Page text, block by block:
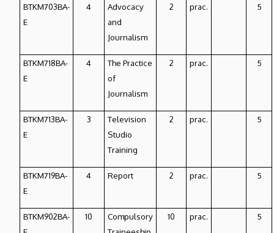
BTKM703BA-
E
4
Advocacy
and
Journalism
2 prac. 5
BTKM718BA-
E
4
The Practice
of
Journalism
2 prac. 5
BTKM713BA-
E
3
Television
Studio
Training
2 prac. 5
BTKM719BA-
E
4 Report 2 prac. 5
BTKM902BA-
10
Compulsory
10 prac. 5